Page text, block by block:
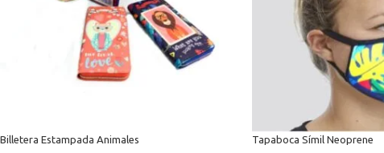
Billetera Estampada Animales Tapaboca Símil Neoprene